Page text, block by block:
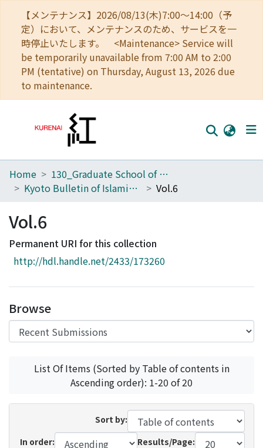
【メンテナンス】2026/08/13(木)7:00～14:00（予
定）において、メンテナンスのため、サービスを一
時停止いたします。 <Maintenance> Service will
be temporarily unavailable from 7:00 AM to 2:00
PM (tentative) on Thursday, August 13, 2026 due
to maintenance.
Home
Browse
Download Ranking
Access Statistics
Home
130_Graduate School of Asian and African Area Studies
Kyoto Bulletin of Islamic Area Studies
Vol.6
Vol.6
Permanent URI for this collection
http://hdl.handle.net/2433/173260
Browse
List Of Items (Sorted by Table of contents in
Ascending order): 1-20 of 20
Sort by:
In order:
Results/Page: